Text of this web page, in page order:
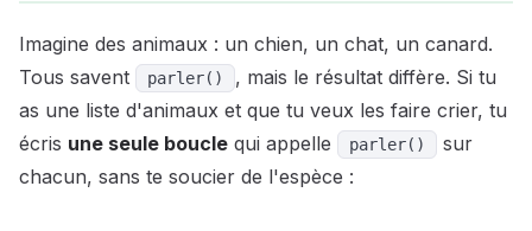
Imagine des animaux : un chien, un chat, un canard.
Tous savent
parler()
, mais le résultat diffère. Si tu
as une liste d'animaux et que tu veux les faire crier, tu
écris une seule boucle qui appelle parler()
sur
chacun, sans te soucier de l'espèce :